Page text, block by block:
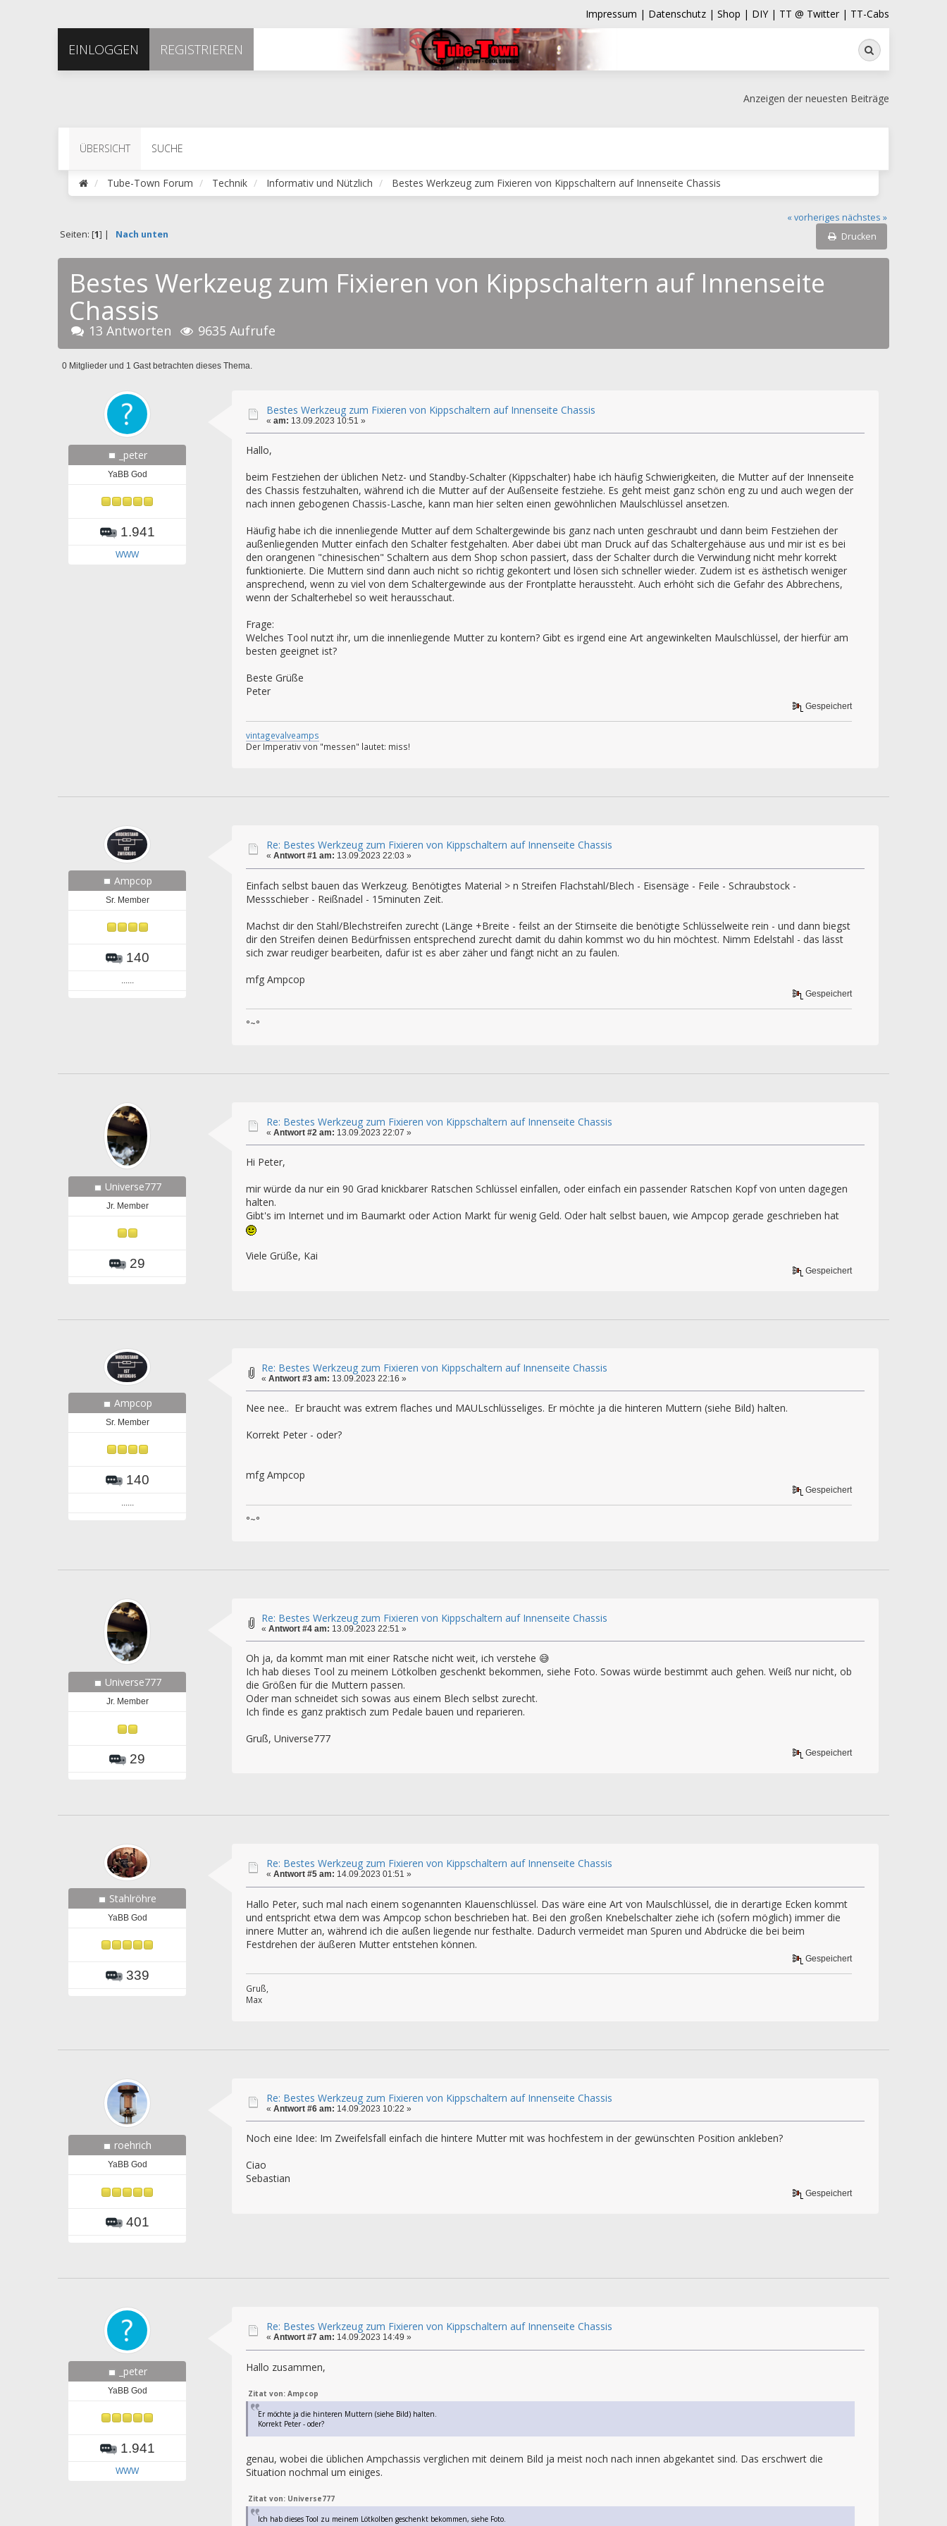
Impressum | Datenschutz | Shop | DIY | TT @ Twitter | TT-Cabs
EINLOGGEN REGISTRIEREN Suche
Anzeigen der neuesten Beiträge
ÜBERSICHT SUCHE
Tube-Town Forum Technik Informativ und Nützlich Bestes Werkzeug zum Fixieren von Kippschaltern auf Innenseite Chassis
« vorheriges nächstes »
Drucken
Seiten: [1] | Nach unten
Bestes Werkzeug zum Fixieren von Kippschaltern auf Innenseite
Chassis
13 Antworten 9635 Aufrufe
0 Mitglieder und 1 Gast betrachten dieses Thema.
_peter
YaBB God
1.941
WWW
Bestes Werkzeug zum Fixieren von Kippschaltern auf Innenseite Chassis
« am: 13.09.2023 10:51 »
Hallo,
beim Festziehen der üblichen Netz- und Standby-Schalter (Kippschalter) habe ich häufig Schwierigkeiten, die Mutter auf der Innenseite
des Chassis festzuhalten, während ich die Mutter auf der Außenseite festziehe. Es geht meist ganz schön eng zu und auch wegen der
nach innen gebogenen Chassis-Lasche, kann man hier selten einen gewöhnlichen Maulschlüssel ansetzen.
Häufig habe ich die innenliegende Mutter auf dem Schaltergewinde bis ganz nach unten geschraubt und dann beim Festziehen der
außenliegenden Mutter einfach den Schalter festgehalten. Aber dabei übt man Druck auf das Schaltergehäuse aus und mir ist es bei
den orangenen "chinesischen" Schaltern aus dem Shop schon passiert, dass der Schalter durch die Verwindung nicht mehr korrekt
funktionierte. Die Muttern sind dann auch nicht so richtig gekontert und lösen sich schneller wieder. Zudem ist es ästhetisch weniger
ansprechend, wenn zu viel von dem Schaltergewinde aus der Frontplatte heraussteht. Auch erhöht sich die Gefahr des Abbrechens,
wenn der Schalterhebel so weit herausschaut.
Frage:
Welches Tool nutzt ihr, um die innenliegende Mutter zu kontern? Gibt es irgend eine Art angewinkelten Maulschlüssel, der hierfür am
besten geeignet ist?
Beste Grüße
Peter
Gespeichert
vintagevalveamps
Der Imperativ von "messen" lautet: miss!
Ampcop
Sr. Member
140
Re: Bestes Werkzeug zum Fixieren von Kippschaltern auf Innenseite Chassis
« Antwort #1 am: 13.09.2023 22:03 »
Einfach selbst bauen das Werkzeug. Benötigtes Material > n Streifen Flachstahl/Blech - Eisensäge - Feile - Schraubstock -
Messschieber - Reißnadel - 15minuten Zeit.
Machst dir den Stahl/Blechstreifen zurecht (Länge +Breite - feilst an der Stirnseite die benötigte Schlüsselweite rein - und dann biegst
dir den Streifen deinen Bedürfnissen entsprechend zurecht damit du dahin kommst wo du hin möchtest. Nimm Edelstahl - das lässt
sich zwar reudiger bearbeiten, dafür ist es aber zäher und fängt nicht an zu faulen.
mfg Ampcop
Gespeichert
°~°
Universe777
Jr. Member
29
Re: Bestes Werkzeug zum Fixieren von Kippschaltern auf Innenseite Chassis
« Antwort #2 am: 13.09.2023 22:07 »
Hi Peter,
mir würde da nur ein 90 Grad knickbarer Ratschen Schlüssel einfallen, oder einfach ein passender Ratschen Kopf von unten dagegen
halten.
Gibt's im Internet und im Baumarkt oder Action Markt für wenig Geld. Oder halt selbst bauen, wie Ampcop gerade geschrieben hat
Viele Grüße, Kai
Gespeichert
Ampcop
Sr. Member
140
......
Re: Bestes Werkzeug zum Fixieren von Kippschaltern auf Innenseite Chassis
« Antwort #3 am: 13.09.2023 22:16 »
Nee nee.. Er braucht was extrem flaches und MAULschlüsseliges. Er möchte ja die hinteren Muttern (siehe Bild) halten.
Korrekt Peter - oder?
mfg Ampcop
Gespeichert
°~°
Universe777
Jr. Member
29
Re: Bestes Werkzeug zum Fixieren von Kippschaltern auf Innenseite Chassis
« Antwort #4 am: 13.09.2023 22:51 »
Oh ja, da kommt man mit einer Ratsche nicht weit, ich verstehe 😅
Ich hab dieses Tool zu meinem Lötkolben geschenkt bekommen, siehe Foto. Sowas würde bestimmt auch gehen. Weiß nur nicht, ob
die Größen für die Muttern passen.
Oder man schneidet sich sowas aus einem Blech selbst zurecht.
Ich finde es ganz praktisch zum Pedale bauen und reparieren.
Gruß, Universe777
Gespeichert
Stahlröhre
YaBB God
339
Re: Bestes Werkzeug zum Fixieren von Kippschaltern auf Innenseite Chassis
« Antwort #5 am: 14.09.2023 01:51 »
Hallo Peter, such mal nach einem sogenannten Klauenschlüssel. Das wäre eine Art von Maulschlüssel, die in derartige Ecken kommt
und entspricht etwa dem was Ampcop schon beschrieben hat. Bei den großen Knebelschalter ziehe ich (sofern möglich) immer die
innere Mutter an, während ich die außen liegende nur festhalte. Dadurch vermeidet man Spuren und Abdrücke die bei beim
Festdrehen der äußeren Mutter entstehen können.
Gespeichert
Gruß,
Max
roehrich
YaBB God
401
Re: Bestes Werkzeug zum Fixieren von Kippschaltern auf Innenseite Chassis
« Antwort #6 am: 14.09.2023 10:22 »
Noch eine Idee: Im Zweifelsfall einfach die hintere Mutter mit was hochfestem in der gewünschten Position ankleben?
Ciao
Sebastian
Gespeichert
_peter
YaBB God
1.941
WWW
Re: Bestes Werkzeug zum Fixieren von Kippschaltern auf Innenseite Chassis
« Antwort #7 am: 14.09.2023 14:49 »
Hallo zusammen,
Zitat von: Ampcop
Er möchte ja die hinteren Muttern (siehe Bild) halten.
Korrekt Peter - oder?
genau, wobei die üblichen Ampchassis verglichen mit deinem Bild ja meist noch nach innen abgekantet sind. Das erschwert die
Situation nochmal um einiges.
Zitat von: Universe777
Ich hab dieses Tool zu meinem Lötkolben geschenkt bekommen, siehe Foto.